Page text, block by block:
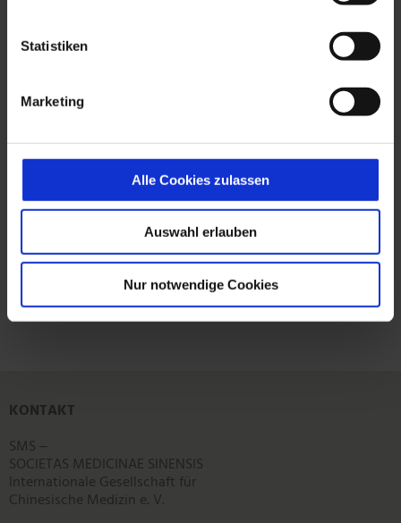
Statistiken
Marketing
Alle Cookies zulassen
Auswahl erlauben
Nur notwendige Cookies
Land
KONTAKT
SMS ‒
SOCIETAS MEDICINAE SINENSIS
Internationale Gesellschaft für
Chinesische Medizin e. V.